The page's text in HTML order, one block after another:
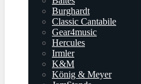
Burg­hardt
Classic Cantabile
Gear4music
Hercules
Irmler
K&M
König & Meyer